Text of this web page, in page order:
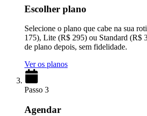
Escolher plano
Selecione o plano que cabe na sua
175), Lite (R$ 295) ou Standard (R$
de plano depois, sem fidelidade.
Ver os planos
Passo 3
Agendar